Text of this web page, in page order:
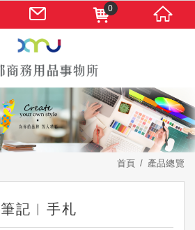
首頁 產品總覽
筆記︱手札
0